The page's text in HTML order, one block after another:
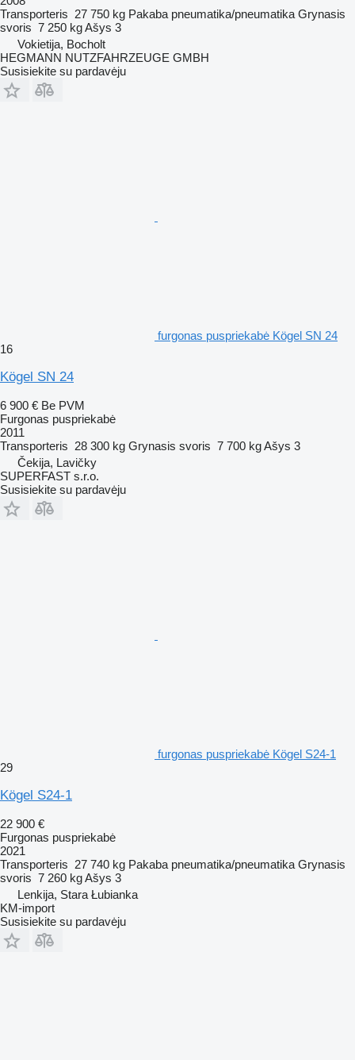
Transporteris 27 750 kg Pakaba pneumatika/pneumatika Grynasis
svoris 7 250 kgAšys 3
Vokietija, Bocholt
HEGMANN NUTZFAHRZEUGE GMBH
Susisiekite su pardavėju
furgonas puspriekabė Kögel SN 24
16
Kögel SN 24
6 900 € Be PVM
Furgonas puspriekabė
2011
Transporteris 28 300 kg Grynasis svoris 7 700 kgAšys 3
Čekija, Lavičky
SUPERFAST s.r.o.
Susisiekite su pardavėju
furgonas puspriekabė Kögel S24-1
29
Kögel S24-1
22 900 €
Furgonas puspriekabė
2021
Transporteris 27 740 kg Pakaba pneumatika/pneumatika Grynasis
svoris 7 260 kgAšys 3
Lenkija, Stara Łubianka
KM-import
Susisiekite su pardavėju